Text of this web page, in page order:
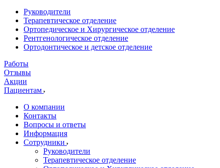
Руководители
Терапевтическое отделение
Ортопедическое и Хирургическое отделение
Рентгенологическое отделение
Ортодонтическое и детское отделение
Работы
Отзывы
Акции
Пациентам
О компании
Контакты
Вопросы и ответы
Информация
Сотрудники
Руководители
Терапевтическое отделение